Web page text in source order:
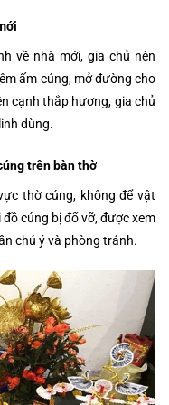
về nhà mới, gia chủ nên
ấm cúng, mở đường cho
cạnh thắp hương, gia chủ
dùng.
trên bàn thờ
thờ cúng, không để vật
cúng bị đổ vỡ, được xem
chú ý và phòng tránh.